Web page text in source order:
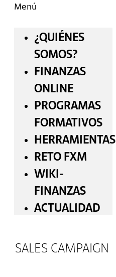
Menú
¿QUIÉNES
SOMOS?
FINANZAS
ONLINE
PROGRAMAS
FORMATIVOS
HERRAMIENTAS
RETO FXM
WIKI-
FINANZAS
ACTUALIDAD
SALES CAMPAIGN